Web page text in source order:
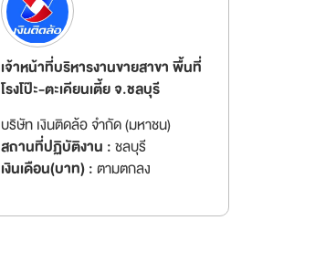
เจ้าหน้าที่บริหารงานขายสาขา พื้นที่
โรงโป๊ะ-ตะเคียนเตี้ย จ.ชลบุรี
บริษัท เงินติดล้อ จำกัด (มหาชน)
สถานที่ปฏิบัติงาน :ชลบุรี
เงินเดือน(บาท) :ตามตกลง